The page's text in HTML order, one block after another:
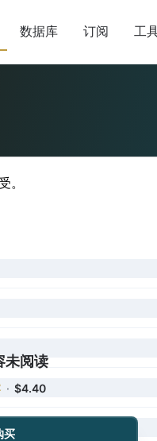
数据库 订阅 工
。
未阅读
· $4.40
买